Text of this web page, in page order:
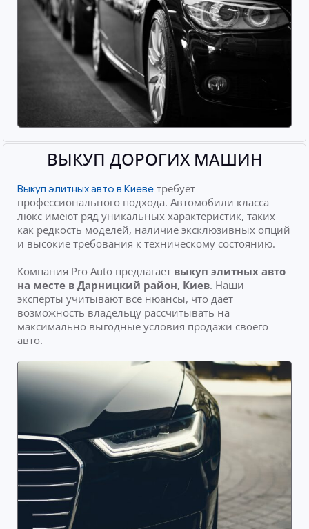
ВЫКУП ДОРОГИХ МАШИН
Выкуп элитных авто в Киеве требует
профессионального подхода. Автомобили класса
люкс имеют ряд уникальных характеристик, таких
как редкость моделей, наличие эксклюзивных опций
и высокие требования к техническому состоянию.
Компания Pro Auto предлагает выкуп элитных авто
на месте в Дарницкий район, Киев. Наши
эксперты учитывают все нюансы, что дает
возможность владельцу рассчитывать на
максимально выгодные условия продажи своего
авто.